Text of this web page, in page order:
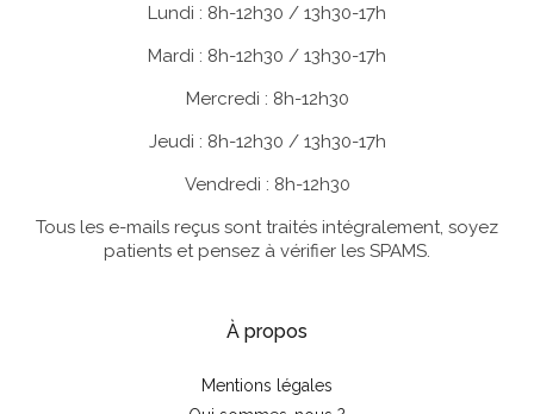
Lundi : 8h-12h30 / 13h30-17h
Mardi : 8h-12h30 / 13h30-17h
Mercredi : 8h-12h30
Jeudi : 8h-12h30 / 13h30-17h
Vendredi : 8h-12h30
Tous les e-mails reçus sont traités intégralement, soyez
patients et pensez à vérifier les SPAMS.
À propos
Mentions légales